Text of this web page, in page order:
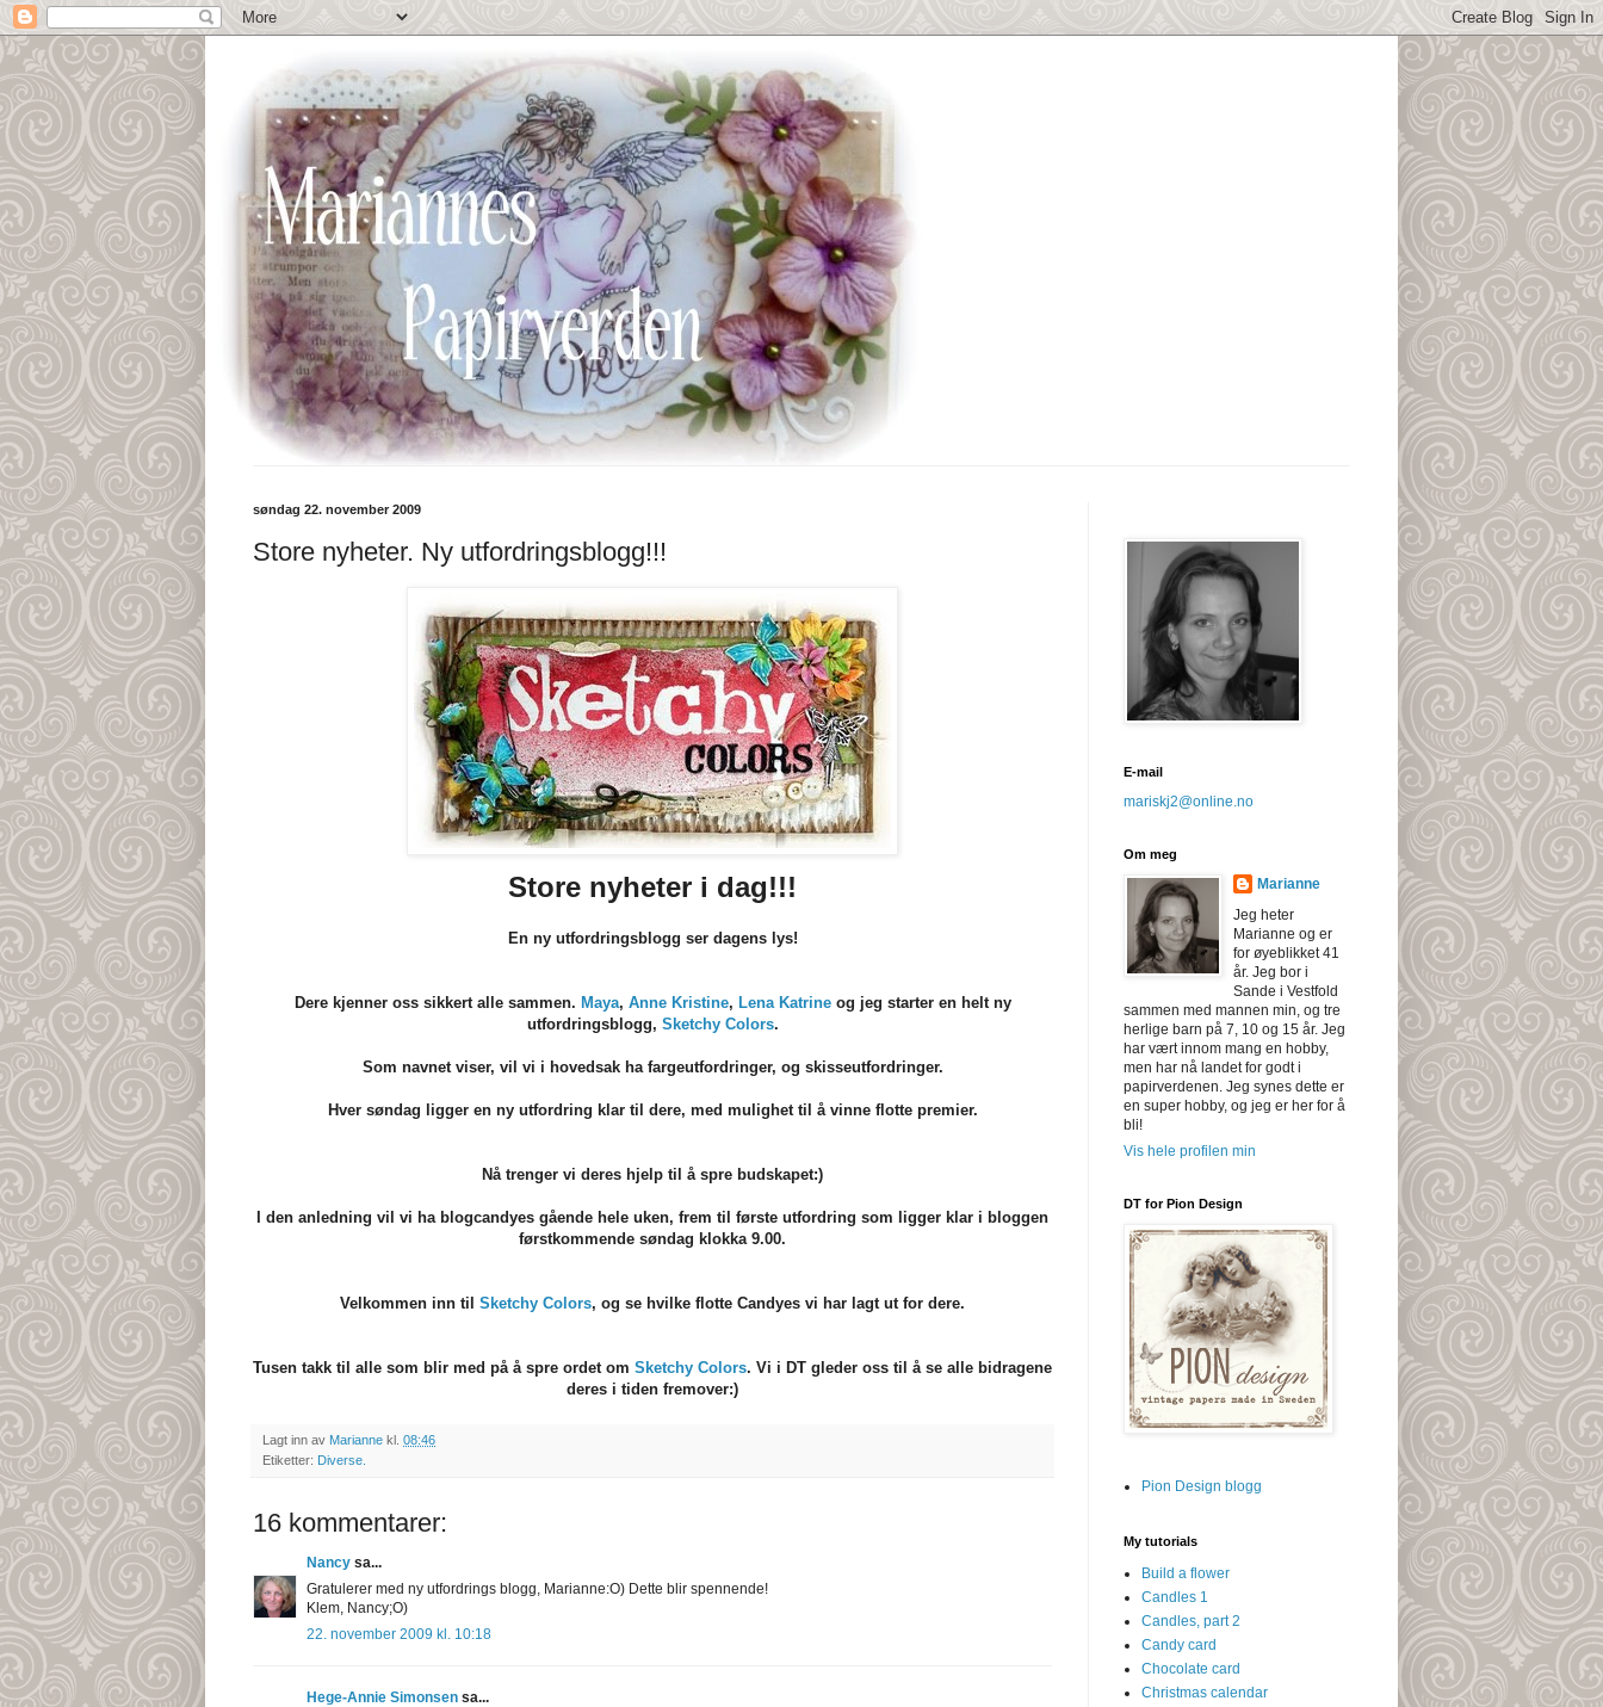
søndag 22. november 2009
Store nyheter. Ny utfordringsblogg!!!
Store nyheter i dag!!!
En ny utfordringsblogg ser dagens lys!
Dere kjenner oss sikkert alle sammen. Maya, Anne Kristine, Lena Katrineog jeg starter en helt ny
utfordringsblogg, Sketchy Colors.
Som navnet viser, vil vi i hovedsak ha fargeutfordringer, og skisseutfordringer.
Hver søndag ligger en ny utfordring klar til dere, med mulighet til å vinne flotte premier.
Nå trenger vi deres hjelp til å spre budskapet:)
I den anledning vil vi ha blogcandyes gående hele uken, frem til første utfordring som ligger klar i bloggen
førstkommende søndag klokka 9.00.
Velkommen inn til Sketchy Colors, og se hvilke flotte Candyes vi har lagt ut for dere.
Tusen takk til alle som blir med på å spre ordet om Sketchy Colors. Vi i DT gleder oss til å se alle bidragene
deres i tiden fremover:)
Lagt inn av Marianne kl. 08:46
Etiketter: Diverse.
16 kommentarer:
Nancy sa...
Gratulerer med ny utfordrings blogg, Marianne:O) Dette blir spennende!
Klem, Nancy;O)
22. november 2009 kl. 10:18
Hege-Annie Simonsen sa...
E-mail
mariskj2@online.no
Om meg
Marianne
Jeg heter
Marianne og er
for øyeblikket 41
år. Jeg bor i
Sande i Vestfold
sammen med mannen min, og tre
herlige barn på 7, 10 og 15 år. Jeg
har vært innom mang en hobby,
men har nå landet for godt i
papirverdenen. Jeg synes dette er
en super hobby, og jeg er her for å
bli!
Vis hele profilen min
DT for Pion Design
Pion Design blogg
My tutorials
Build a flower
Candles 1
Candles, part 2
Candy card
Chocolate card
Christmas calendar